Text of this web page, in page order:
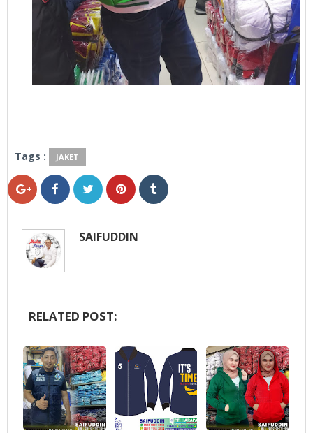
Tags : JAKET
SAIFUDDIN
RELATED POST: